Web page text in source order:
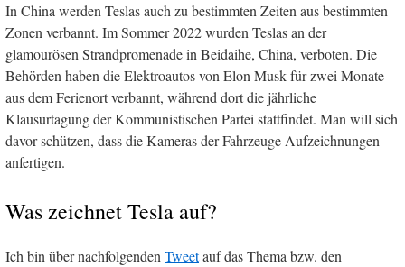
In China werden Teslas auch zu bestimmten Zeiten aus bestimmten
Zonen verbannt. Im Sommer 2022 wurden Teslas an der
glamourösen Strandpromenade in Beidaihe, China, verboten. Die
Behörden haben die Elektroautos von Elon Musk für zwei Monate
aus dem Ferienort verbannt, während dort die jährliche
Klausurtagung der Kommunistischen Partei stattfindet. Man will sich
davor schützen, dass die Kameras der Fahrzeuge Aufzeichnungen
anfertigen.
Was zeichnet Tesla auf?
Ich bin über nachfolgendenTweetauf das Thema bzw. den